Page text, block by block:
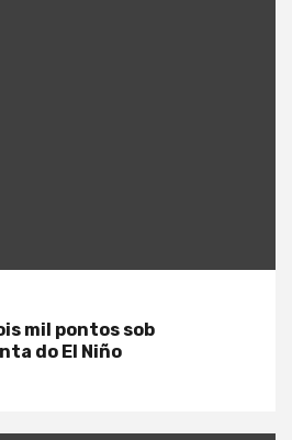
mil pontos sob
do El Niño